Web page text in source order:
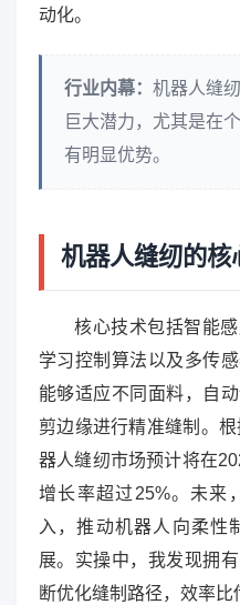
动化。
行业内幕： 机器人缝
巨大潜力，尤其是在
有明显优势。
机器人缝纫的核
核心技术包括智能
学习控制算法以及多传
能够适应不同面料，自
剪边缘进行精准缝制。
器人缝纫市场预计将在
增长率超过25%。未来
入，推动机器人向柔性
展。实操中，我发现拥
断优化缝制路径，效率比